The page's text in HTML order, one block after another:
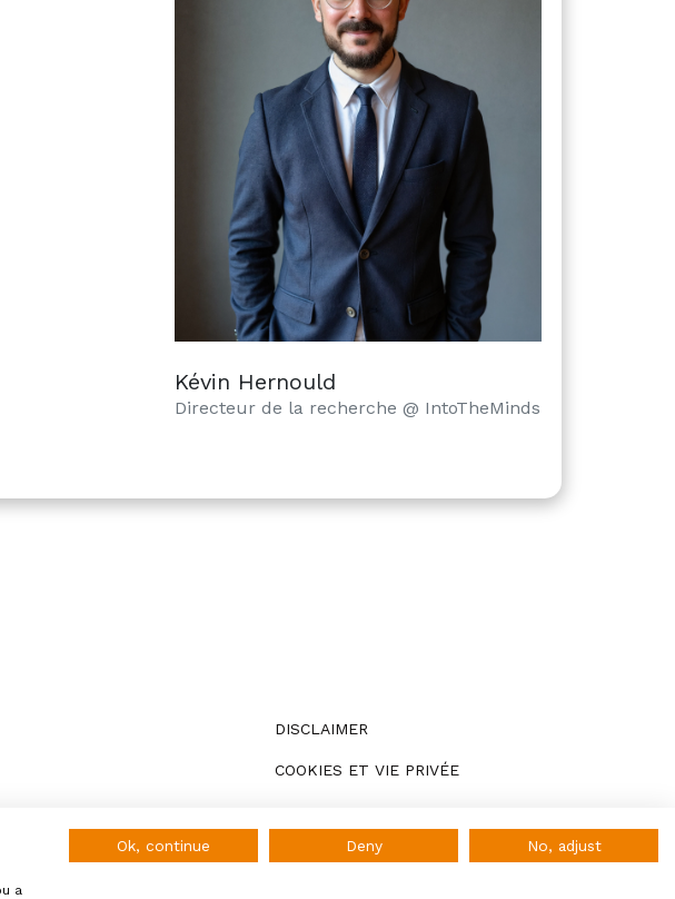
Kévin Hernould
Directeur de la recherche @ IntoTheMinds
DISCLAIMER
COOKIES ET VIE PRIVÉE
a
Ok, continue Deny No, adjust